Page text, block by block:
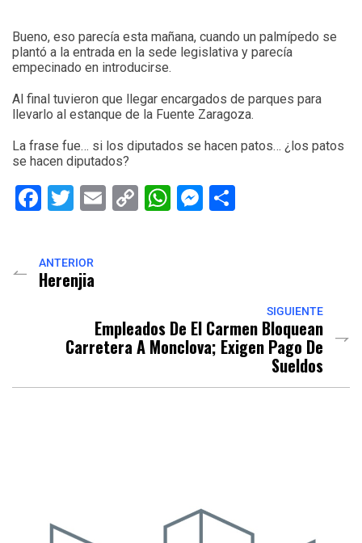
Bueno, eso parecía esta mañana, cuando un palmípedo se
plantó a la entrada en la sede legislativa y parecía
empecinado en introducirse.
Al final tuvieron que llegar encargados de parques para
llevarlo al estanque de la Fuente Zaragoza.
La frase fue… si los diputados se hacen patos… ¿los patos
se hacen diputados?
Facebook
Twitter
EmailCopyWhatsApp
Messenger
ANTERIOR
Herenjia
SIGUIENTE
Empleados De El Carmen Bloquean
Carretera A Monclova; Exigen Pago De
Sueldos